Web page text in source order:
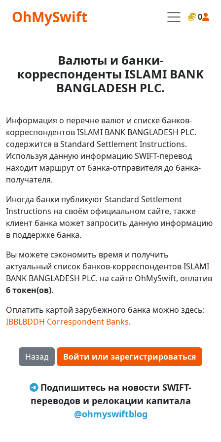
OhMySwift 0
Валюты и банки-
корреспонденты ISLAMI BANK
BANGLADESH PLC.
Информация о перечне валют и списке банков-
корреспондентов ISLAMI BANK BANGLADESH PLC.
содержится в Standard Settlement Instructions.
Используя данную информацию SWIFT-перевод
находит маршрут от банка-отправителя до банка-
получателя.
Иногда банки публикуют Standard Settlement
Instructions на своём официальном сайте, также
клиент банка может запросить данную информацию
в поддержке банка.
Вы можете сэкономить время и получить
актуальный список банков-корреспондентов ISLAMI
BANK BANGLADESH PLC. на сайте OhMySwift, оплатив
6 токен(ов).
Оплатить картой зарубежного банка можно здесь:
IBBLBDDH Correspondent Banks.
Назад Войти или зарегистрироваться
Подпишитесь на новости SWIFT-
переводов и релокации капитала
@ohmyswiftblog